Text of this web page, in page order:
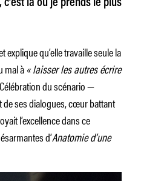
c’est là où je prends le plus
explique qu’elle travaille seule la
mal à« laisser les autres écrire
du scénario —
de ses dialogues, cœur battant
l’excellence dans ce
d’Anatomie d’une